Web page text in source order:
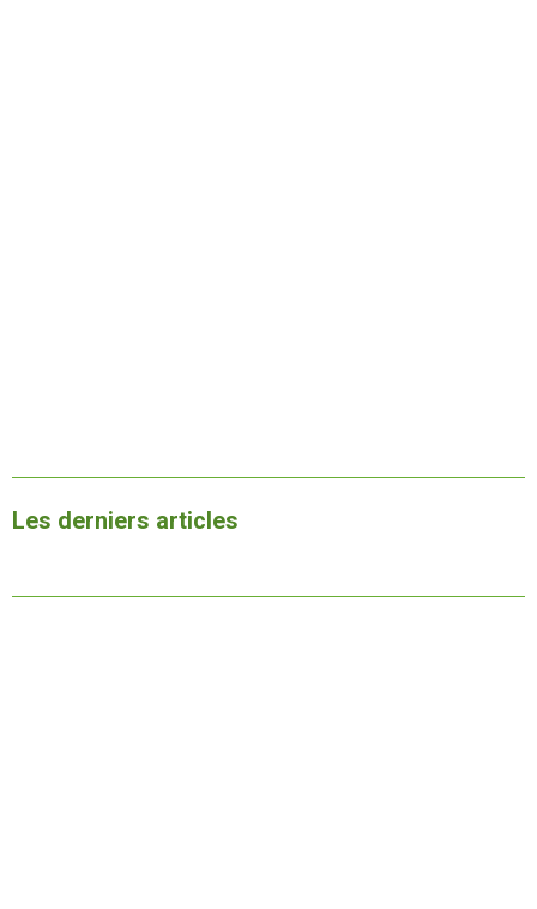
Les derniers articles